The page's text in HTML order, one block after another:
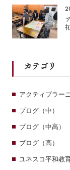
カテゴリ
アクティブラー
ブログ（中）
ブログ（中高）
ブログ（高）
ユネスコ平和教